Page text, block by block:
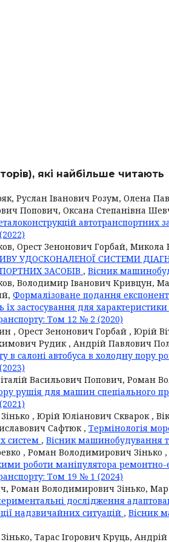
які найбільше читають
Руслан Іванович Розум, Олена
Попович, Оксана Степанівна
автотранспортних
Орест Зенонович Горбай,
УДОСКОНАЛЕНОЇ СИСТЕМИ
ЗАСОБІВ , Вісник
Володимир Іванович Кривцун,
Формалізоване подання
їх застосування для
Том 12 № 2 (2020)
, Орест Зенонович Горбай , Юрій
Рудик , Андрій Павлович
в салоні автобуса в холодну пору
Васильович Попович, Роман
рушія для машин спеціального
, Юрій Юліанович Скварок ,
Сафтюк , Термінологія
систем , Вісник машинобудування
, Роман Володимирович Зінько
роботи маніпулятора
Том 19 № 1 (2024)
Роман Володимирович Зінько,
дослідження
надзвичайних ситуацій , Вісник
Тарас Ігорович Круць,